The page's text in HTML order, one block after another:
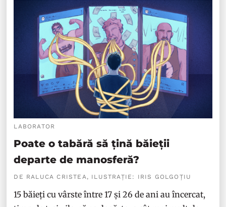
LABORATOR
Poate o tabără să țină băieții
departe de manosferă?
DE RALUCA CRISTEA, ILUSTRAȚIE: IRIS GOLGOȚIU
15 băieți cu vârste între 17 și 26 de ani au încercat,